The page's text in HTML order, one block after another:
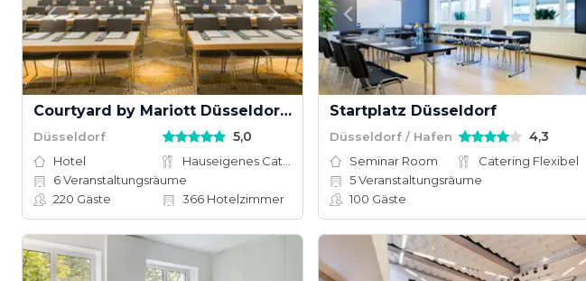
Courtyard by Mariott Düsseldorf Seestern
Düsseldorf 5,0
Hotel
6Veranstaltungsräume
220 Gäste 366 Hotelzimmer
Startplatz Düsseldorf
Düsseldorf / Hafen 4,3
Seminar Room
Catering Flexibel
5Veranstaltungsräume
100 Gäste